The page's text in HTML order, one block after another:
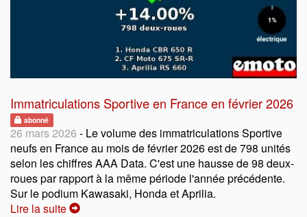
Immatriculations Sportive en France en février 2026
abonné
26 mars 2026 - Le volume des immatriculations Sportive
neufs en France au mois de février 2026 est de 798 unités
selon les chiffres AAA Data. C'est une hausse de 98 deux-
roues par rapport à la même période l'année précédente.
Sur le podium Kawasaki, Honda et Aprilia.
Lire la suite